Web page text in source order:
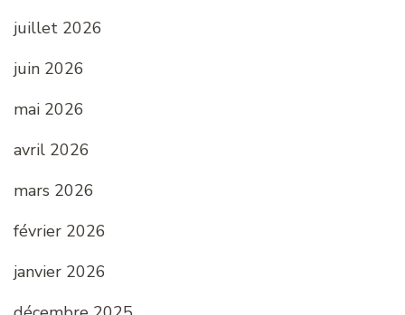
juillet 2026
juin 2026
mai 2026
avril 2026
mars 2026
février 2026
janvier 2026